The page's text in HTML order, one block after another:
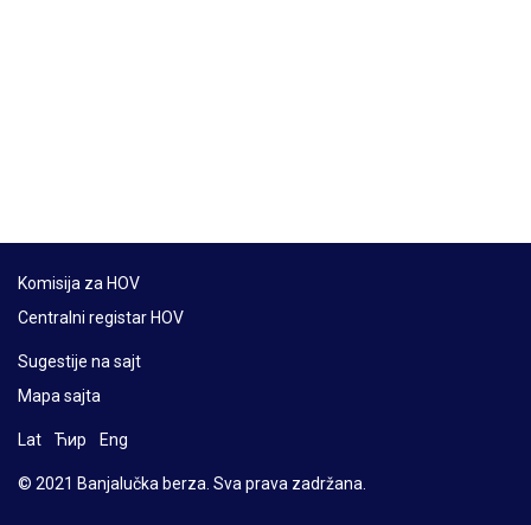
Komisija za HOV
Centralni registar HOV
Sugestije na sajt
Mapa sajta
Lat Ћир Eng
© 2021 Banjalučka berza. Sva prava zadržana.